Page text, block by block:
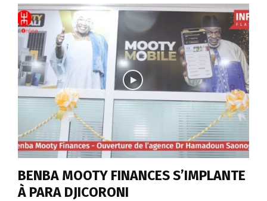
BENBA MOOTY FINANCES S’IMPLANTE
À PARA DJICORONI